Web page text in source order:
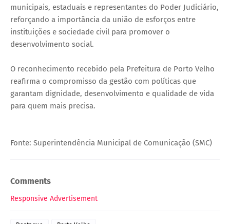
municipais, estaduais e representantes do Poder Judiciário,
reforçando a importância da união de esforços entre
instituições e sociedade civil para promover o
desenvolvimento social.
O reconhecimento recebido pela Prefeitura de Porto Velho
reafirma o compromisso da gestão com políticas que
garantam dignidade, desenvolvimento e qualidade de vida
para quem mais precisa.
Fonte: Superintendência Municipal de Comunicação (SMC)
Comments
Responsive Advertisement